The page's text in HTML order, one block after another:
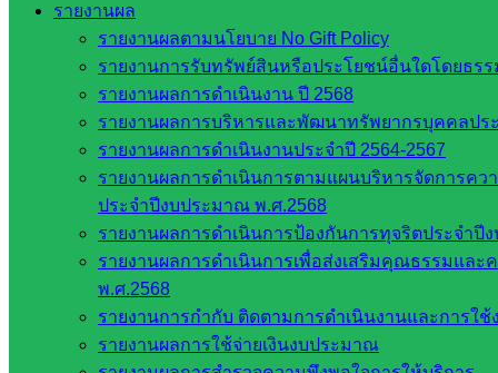
รายงานผล
รายงานผลตามนโยบาย No Gift Policy
รายงานการรับทรัพย์สินหรือประโยชน์อื่นใดโดยธรร
รายงานผลการดำเนินงาน ปี 2568
รายงานผลการบริหารและพัฒนาทรัพยากรบุคคลปร
รายงานผลการดำเนินงานประจำปี 2564-2567
รายงานผลการดำเนินการตามแผนบริหารจัดการค
ประจำปีงบประมาณ พ.ศ.2568
รายงานผลการดำเนินการป้องกันการทุจริตประจำปี
รายงานผลการดำเนินการเพื่อส่งเสริมคุณธรรมแล
พ.ศ.2568
รายงานการกำกับ ติดตามการดำเนินงานและการใ
รายงานผลการใช้จ่ายเงินงบประมาณ
ฐาน
รายชื่อ
มหาวิทยาลัย
ประเทศไทย
เว็บไซต์
สำนักต่าง
เว็บไซต์
สพม. ใน